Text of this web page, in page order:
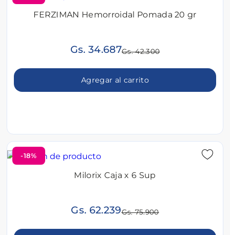
FERZIMAN Hemorroidal Pomada 20 gr
Gs. 34.687Gs. 42.300
Agregar al carrito
-18%
Milorix Caja x 6 Sup
Gs. 62.239Gs. 75.900